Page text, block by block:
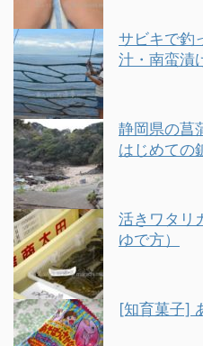
サビキで釣
汁・南蛮漬
静岡県の菖
はじめての
活きワタリ
ゆで方）
[知育菓子]